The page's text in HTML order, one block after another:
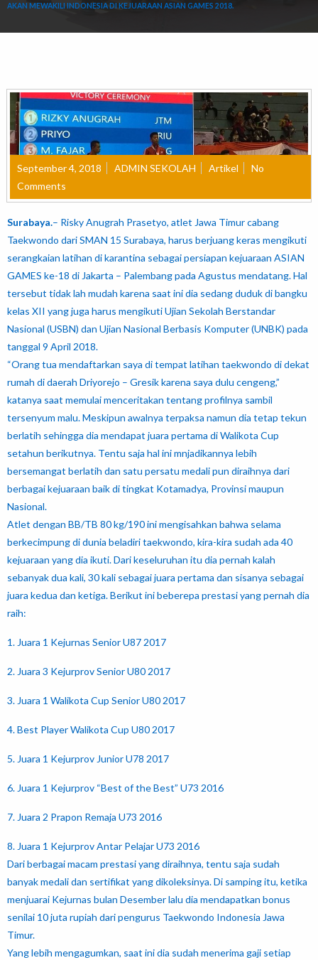
AKAN MEWAKILI INDONESIA DI KEJUARAAN ASIAN GAMES 2018.
September 4, 2018 ADMIN SEKOLAH Artikel
No
Comments
Surabaya.– Risky Anugrah Prasetyo, atlet Jawa Timur cabang
Taekwondo dari SMAN 15 Surabaya, harus berjuang keras mengikuti
serangkaian latihan di karantina sebagai persiapan kejuaraan ASIAN
GAMES ke-18 di Jakarta – Palembang pada Agustus mendatang. Hal
tersebut tidak lah mudah karena saat ini dia sedang duduk di bangku
kelas XII yang juga harus mengikuti Ujian Sekolah Berstandar
Nasional (USBN) dan Ujian Nasional Berbasis Komputer (UNBK) pada
tanggal 9 April 2018.
“Orang tua mendaftarkan saya di tempat latihan taekwondo di dekat
rumah di daerah Driyorejo – Gresik karena saya dulu cengeng,”
katanya saat memulai menceritakan tentang profilnya sambil
tersenyum malu. Meskipun awalnya terpaksa namun dia tetap tekun
berlatih sehingga dia mendapat juara pertama di Walikota Cup
setahun berikutnya. Tentu saja hal ini mnjadikannya lebih
bersemangat berlatih dan satu persatu medali pun diraihnya dari
berbagai kejuaraan baik di tingkat Kotamadya, Provinsi maupun
Nasional.
Atlet dengan BB/TB 80 kg/190 ini mengisahkan bahwa selama
berkecimpung di dunia beladiri taekwondo, kira-kira sudah ada 40
kejuaraan yang dia ikuti. Dari keseluruhan itu dia pernah kalah
sebanyak dua kali, 30 kali sebagai juara pertama dan sisanya sebagai
juara kedua dan ketiga. Berikut ini beberepa prestasi yang pernah dia
raih:
1. Juara 1 Kejurnas Senior U87 2017
2. Juara 3 Kejurprov Senior U80 2017
3. Juara 1 Walikota Cup Senior U80 2017
4. Best Player Walikota Cup U80 2017
5. Juara 1 Kejurprov Junior U78 2017
6. Juara 1 Kejurprov “Best of the Best” U73 2016
7. Juara 2 Prapon Remaja U73 2016
8. Juara 1 Kejurprov Antar Pelajar U73 2016
Dari berbagai macam prestasi yang diraihnya, tentu saja sudah
banyak medali dan sertifikat yang dikoleksinya. Di samping itu, ketika
menjuarai Kejurnas bulan Desember lalu dia mendapatkan bonus
senilai 10 juta rupiah dari pengurus Taekwondo Indonesia Jawa
Timur.
Yang lebih mengagumkan, saat ini dia sudah menerima gaji setiap